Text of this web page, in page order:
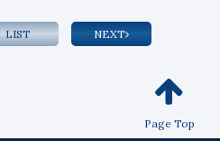
LIST NEXT
Page Top